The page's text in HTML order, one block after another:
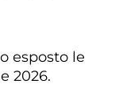
esposto le
2026.